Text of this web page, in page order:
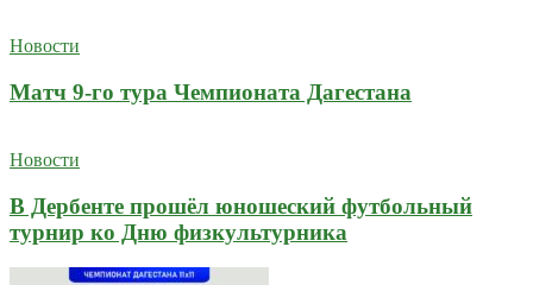
Новости
Матч 9-го тура Чемпионата Дагестана
Новости
В Дербенте прошёл юношеский футбольный
турнир ко Дню физкультурника